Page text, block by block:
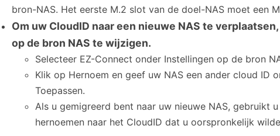
bron-NAS. Het eerste M.2 slot van de doel-NAS moet een
Om uw CloudID naar een nieuwe NAS te
op de bron NAS te wijzigen.
Selecteer EZ-Connect onder Instellingen op de bron
Klik op Hernoem en geef uw NAS een ander cloud ID
Toepassen.
Als u gemigreerd bent naar uw nieuwe NAS, gebruikt
hernoemen naar het CloudID dat u oorspronkelijk